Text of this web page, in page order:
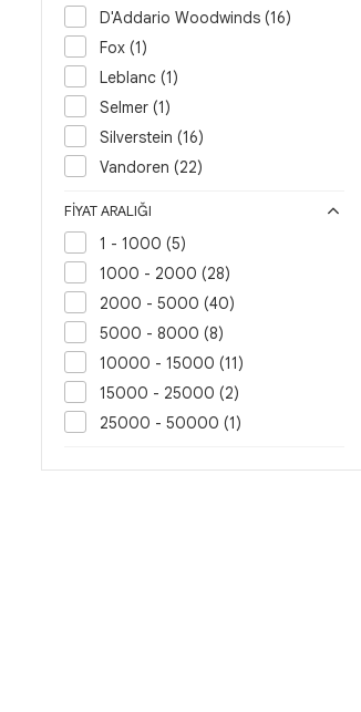
D'Addario Woodwinds (16)
Fox (1)
Leblanc (1)
Selmer (1)
Silverstein (16)
Vandoren (22)
FIYAT ARALIĞI
1 - 1000 (5)
1000 - 2000 (28)
2000 - 5000 (40)
5000 - 8000 (8)
10000 - 15000 (11)
15000 - 25000 (2)
25000 - 50000 (1)